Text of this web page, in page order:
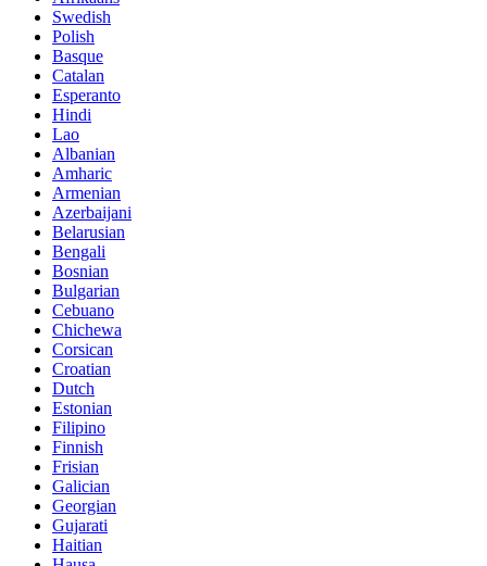
Swedish
Polish
Basque
Catalan
Esperanto
Hindi
Lao
Albanian
Amharic
Armenian
Azerbaijani
Belarusian
Bengali
Bosnian
Bulgarian
Cebuano
Chichewa
Corsican
Croatian
Dutch
Estonian
Filipino
Finnish
Frisian
Galician
Georgian
Gujarati
Haitian